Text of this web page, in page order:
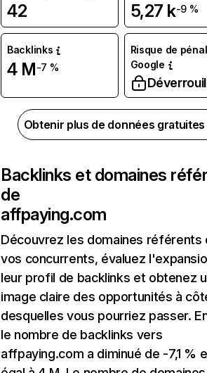
42 5,27 k-9 %
Backlinks
4 M-7 %
Risque de
Google
Obtenir plus de données
Backlinks et domaines
de
affpaying.com
Découvrez les domaines référents
vos concurrents, évaluez
leur profil de backlinks et obtenez
image claire des opportunités à
desquelles vous pourriez passer.
le nombre de backlinks vers
affpaying.com a diminué de -7,1 %